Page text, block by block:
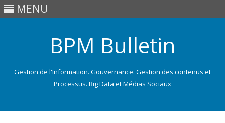
MENU
BPM Bulletin
Gestion de l'Information. Gouvernance. Gestion des contenus et
Processus. Big Data et Médias Sociaux